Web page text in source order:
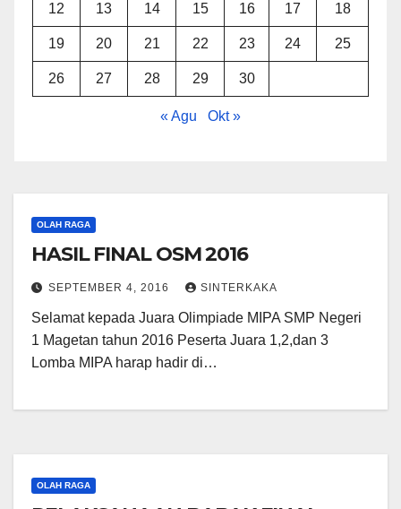
12 13 14 15 16 17 18
19 20 21 22 23 24 25
26 27 28 29 30
« Agu Okt »
OLAH RAGA
HASIL FINAL OSM 2016
SEPTEMBER 4, 2016 SINTERKAKA
Selamat kepada Juara Olimpiade MIPA SMP Negeri
1 Magetan tahun 2016 Peserta Juara 1,2,dan 3
Lomba MIPA harap hadir di…
OLAH RAGA